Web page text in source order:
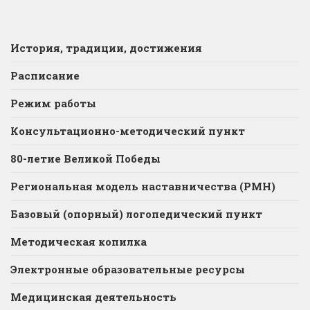
История, традиции, достижения
Расписание
Режим работы
Консультационно-методический пункт
80-летие Великой Победы
Региональная модель наставничества (РМН)
Базовый (опорный) логопедический пункт
Методическая копилка
Электронные образовательные ресурсы
Медицинская деятельность